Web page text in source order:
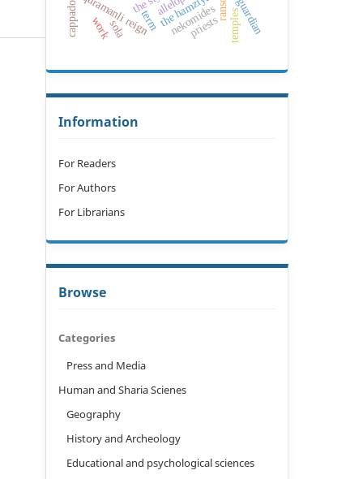
quramanli reign nekomides
sola
cappadocia term temples
priests
work
Information
For Readers
For Authors
For Librarians
Browse
Categories
Press and Media
Human and Sharia Scienes
Geography
History and Archeology
Educational and psychological sciences